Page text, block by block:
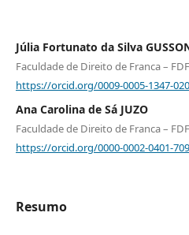
Júlia Fortunato da Silva
Faculdade de Direito de Franca –
https://orcid.org/0009-0005-1347-
Ana Carolina de Sá JUZO
Faculdade de Direito de Franca –
https://orcid.org/0000-0002-0401-
Resumo